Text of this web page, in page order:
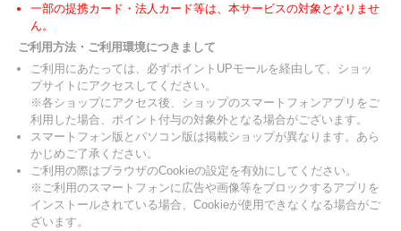
一部の提携カード・法人カード等は、本サービスの対象となりませ
ん。
ご利用方法・ご利用環境につきまして
ご利用にあたっては、必ずポイントUPモールを経由して、ショッ
プサイトにアクセスしてください。
※各ショップにアクセス後、ショップのスマートフォンアプリをご
利用した場合、ポイント付与の対象外となる場合がございます。
スマートフォン版とパソコン版は掲載ショップが異なります。あら
かじめご了承ください。
ご利用の際はブラウザのCookieの設定を有効にしてください。
※ご利用のスマートフォンに広告や画像等をブロックするアプリを
インストールされている場合、Cookieが使用できなくなる場合がご
ざいます。